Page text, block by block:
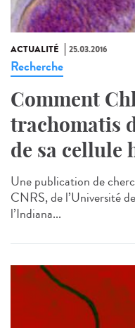
ACTUALITÉ 25.03.2016
Recherche
Comment
trachomatis
de sa cellule
Une publication de
CNRS, de l’Université
l’Indiana...